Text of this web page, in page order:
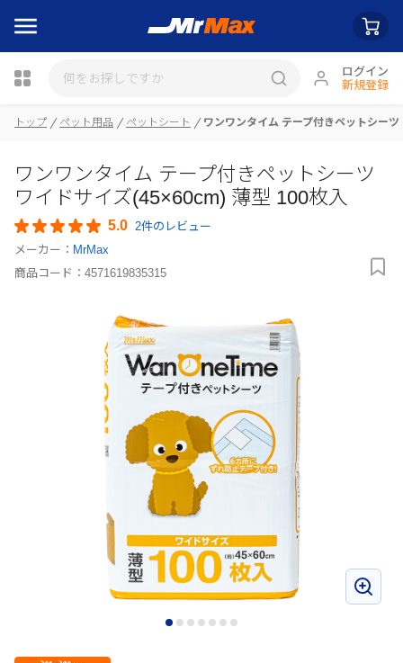
ログイン
新規登録
瓶詰
トップ ペット用品 ペットシート ワンワンタイム テープ付きペットシー
ワンワンタイム テープ付きペットシーツ
ワイドサイズ(45×60cm) 薄型 100枚入
5.0 2件のレビュー
メーカー： MrMax
商品コード： 4571619835315